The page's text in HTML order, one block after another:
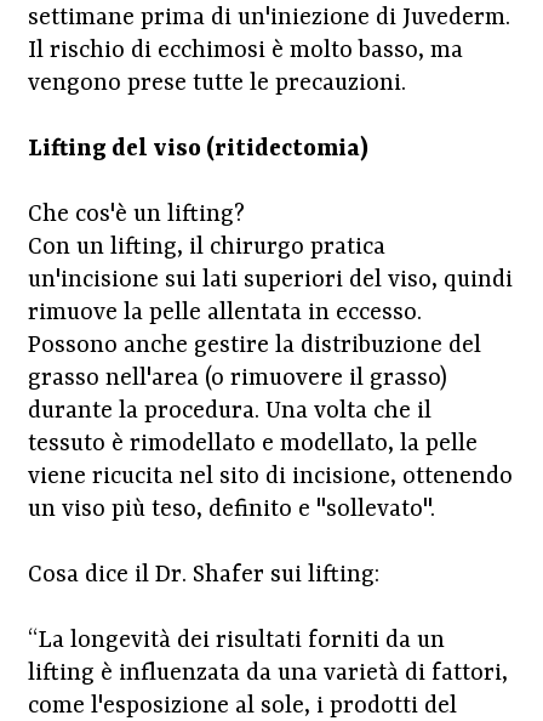
settimane prima di un'iniezione di Juvederm.
Il rischio di ecchimosi è molto basso, ma
vengono prese tutte le precauzioni.
Lifting del viso (ritidectomia)
Che cos'è un lifting?
Con un lifting, il chirurgo pratica
un'incisione sui lati superiori del viso, quindi
rimuove la pelle allentata in eccesso.
Possono anche gestire la distribuzione del
grasso nell'area (o rimuovere il grasso)
durante la procedura. Una volta che il
tessuto è rimodellato e modellato, la pelle
viene ricucita nel sito di incisione, ottenendo
un viso più teso, definito e "sollevato".
Cosa dice il Dr. Shafer sui lifting:
“La longevità dei risultati forniti da un
lifting è influenzata da una varietà di fattori,
come l'esposizione al sole, i prodotti del